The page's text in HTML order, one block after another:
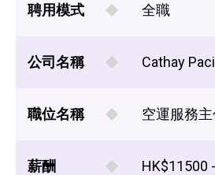
聘用模式 全職
公司名稱 Cathay
職位名稱 空運服務
薪酬 HK$11500